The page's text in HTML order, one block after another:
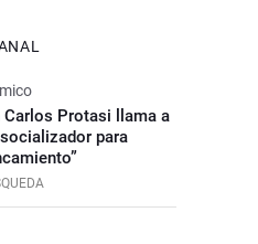
Protasi llama a
para